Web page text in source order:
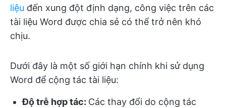
liệu đến xung đột định dạng, công việc trên các
tài liệu Word được chia sẻ có thể trở nên khó
chịu.
Dưới đây là một số giới hạn chính khi sử dụng
Word để cộng tác tài liệu:
Độ trễ hợp tác: Các thay đổi do cộng tác